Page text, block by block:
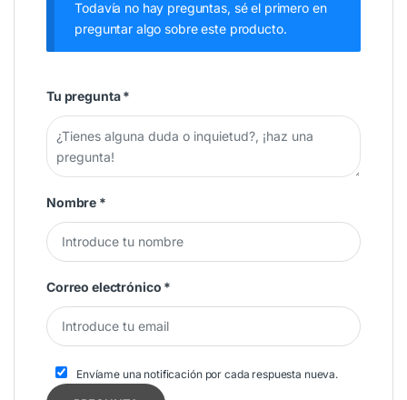
Todavía no hay preguntas, sé el primero en
preguntar algo sobre este producto.
Tu pregunta*
Nombre *
Correo electrónico *
Envíame una notificación por cada respuesta nueva.